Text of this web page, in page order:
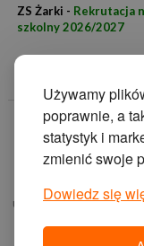
Używamy
poprawnie, a
statystyk i
zmienić swoje
Dowiedz się
ZS Żarki - Rekrutacja
szkolny 2026/2027
© 2014 Zakład
Doskonalenia
Zawodowego w
ul. Krasińskiego 2, 40-